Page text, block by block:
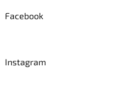
Facebook
Instagram